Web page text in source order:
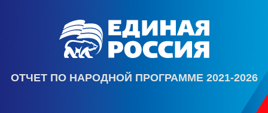
ОТЧЕТ ПО НАРОДНОЙ ПРОГРАММЕ 2021-2026